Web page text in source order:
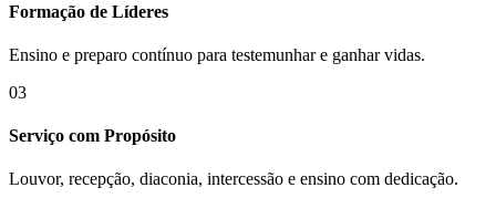
Formação de Líderes
Ensino e preparo contínuo para testemunhar e ganhar vidas.
03
Serviço com Propósito
Louvor, recepção, diaconia, intercessão e ensino com dedicação.